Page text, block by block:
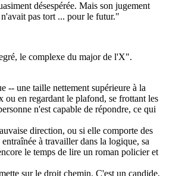
désespérée. Mais son jugement
pas tort ... pour le futur."
le complexe du major de l'X".
-- une taille nettement supérieure à la
ou en regardant le plafond, se frottant les
n'est capable de répondre, ce qui
direction, ou si elle comporte des
à travailler dans la logique, sa
le temps de lire un roman policier et
sur le droit chemin. C'est un candide,